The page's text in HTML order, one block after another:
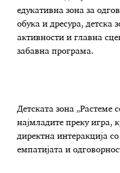
едукативна зона за
обука и дресура, детска
активности и главна
забавна програма.
Детската зона „Растеме
најмладите преку игра,
директна интеракција
емпатијата и